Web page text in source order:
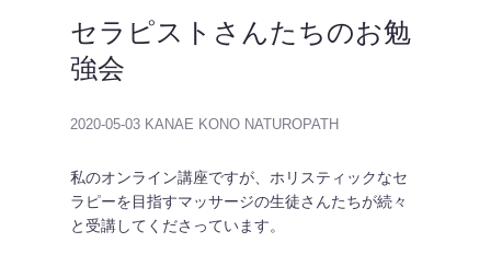
セラピストさんたちのお勉
強会
2020-05-03 KANAE KONO NATUROPATH
私のオンライン講座ですが、ホリスティックなセ
ラピーを目指すマッサージの生徒さんたちが続々
と受講してくださっています。